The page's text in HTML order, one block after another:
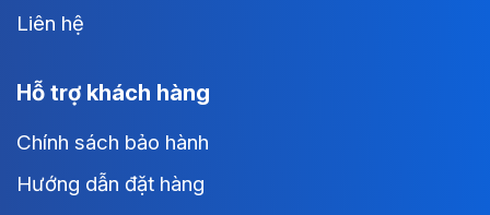
Liên hệ
Hỗ trợ khách hàng
Chính sách bảo hành
Hướng dẫn đặt hàng